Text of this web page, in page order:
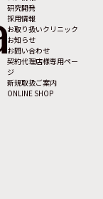
研究開発
採用情報
お取り扱いクリニック
お知らせ
お問い合わせ
契約代理店様専用ペー
ジ
新規取扱ご案内
ONLINE SHOP